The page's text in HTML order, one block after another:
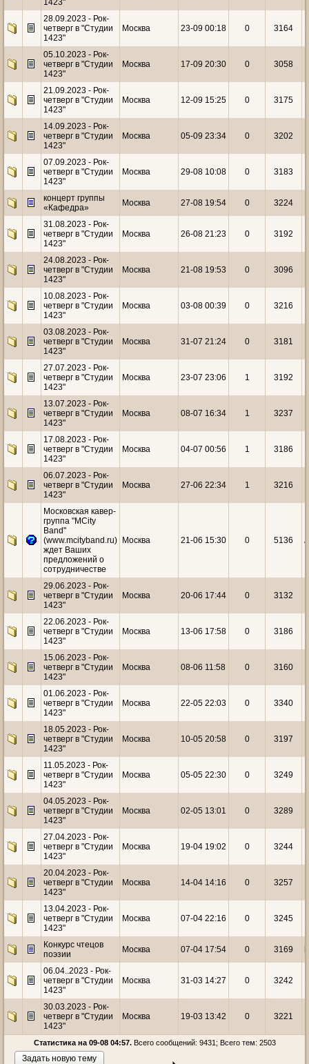
1423"
28.09.2023 - Рок-
четверг в "Студии
1423"
Москва 23-09 00:18 0 3164
05.10.2023 - Рок-
четверг в "Студии
1423"
Москва 17-09 20:30 0 3058
21.09.2023 - Рок-
четверг в "Студии
1423"
Москва 12-09 15:25 0 3175
14.09.2023 - Рок-
четверг в "Студии
1423"
Москва 05-09 23:34 0 3202
07.09.2023 - Рок-
четверг в "Студии
1423"
Москва 29-08 10:08 0 3183
концерт группы
«Кафедра»
Москва 27-08 19:54 0 3224
31.08.2023 - Рок-
четверг в "Студии
1423"
Москва 26-08 21:23 0 3192
24.08.2023 - Рок-
четверг в "Студии
1423"
Москва 21-08 19:53 0 3096
10.08.2023 - Рок-
четверг в "Студии
1423"
Москва 03-08 00:39 0 3216
03.08.2023 - Рок-
четверг в "Студии
1423"
Москва 31-07 21:24 0 3181
27.07.2023 - Рок-
четверг в "Студии
1423"
Москва 23-07 23:06 1 3192
13.07.2023 - Рок-
четверг в "Студии
1423"
Москва 08-07 16:34 1 3237
17.08.2023 - Рок-
четверг в "Студии
1423"
Москва 04-07 00:56 1 3186
06.07.2023 - Рок-
четверг в "Студии
1423"
Москва 27-06 22:34 1 3216
Московская кавер-
группа "MCity
Band"
(www.mcityband.ru)
ждет Ваших
предложений о
сотрудничестве
Москва 21-06 15:30 0 5136
29.06.2023 - Рок-
четверг в "Студии
1423"
Москва 20-06 17:44 0 3132
22.06.2023 - Рок-
четверг в "Студии
1423"
Москва 13-06 17:58 0 3186
15.06.2023 - Рок-
четверг в "Студии
1423"
Москва 08-06 11:58 0 3160
01.06.2023 - Рок-
четверг в "Студии
1423"
Москва 22-05 22:03 0 3340
18.05.2023 - Рок-
четверг в "Студии
1423"
Москва 10-05 20:58 0 3197
11.05.2023 - Рок-
четверг в "Студии
1423"
Москва 05-05 22:30 0 3249
04.05.2023 - Рок-
четверг в "Студии
1423"
Москва 02-05 13:01 0 3289
27.04.2023 - Рок-
четверг в "Студии
1423"
Москва 19-04 19:02 0 3244
20.04.2023 - Рок-
четверг в "Студии
1423"
Москва 14-04 14:16 0 3257
13.04.2023 - Рок-
четверг в "Студии
1423"
Москва 07-04 22:16 0 3245
Конкурс чтецов
поэзии
Москва 07-04 17:54 0 3169
06.04..2023 - Рок-
четверг в "Студии
1423"
Москва 31-03 14:27 0 3242
30.03.2023 - Рок-
четверг в "Студии
1423"
Москва 19-03 13:42 0 3221
Статистика на 09-08 04:57.Всего сообщений: 9431; Всего тем: 2503
Задать новую тему